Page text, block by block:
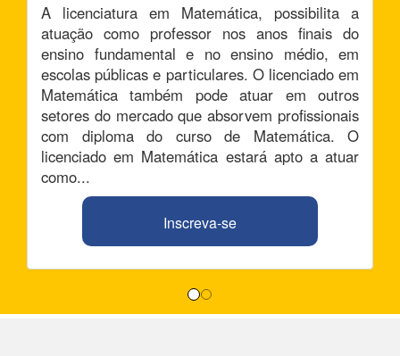
A licenciatura em Matemática, possibilita a
atuação como professor nos anos finais do
ensino fundamental e no ensino médio, em
escolas públicas e particulares. O licenciado em
Matemática também pode atuar em outros
setores do mercado que absorvem profissionais
com diploma do curso de Matemática. O
licenciado em Matemática estará apto a atuar
como...
Inscreva-se